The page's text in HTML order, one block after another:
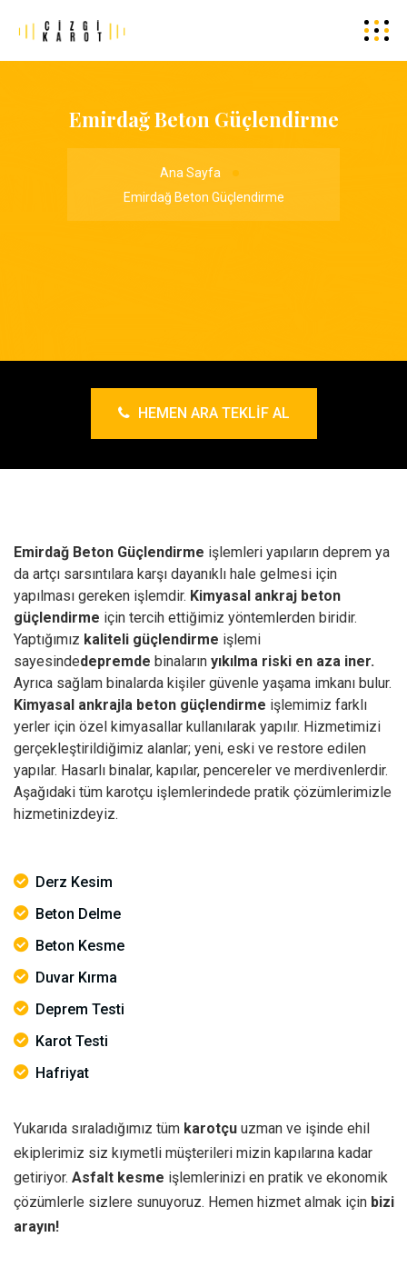
Emirdağ Beton Güçlendirme
Ana Sayfa
Emirdağ Beton Güçlendirme
HEMEN ARA TEKLIF AL
Emirdağ Beton Güçlendirme işlemleri yapıların deprem ya
da artçı sarsıntılara karşı dayanıklı hale gelmesi için
yapılması gereken işlemdir. Kimyasal ankraj beton
güçlendirme için tercih ettiğimiz yöntemlerden biridir.
Yaptığımız kaliteli güçlendirme işlemi
sayesindedepremde binaların yıkılma riski en aza iner.
Ayrıca sağlam binalarda kişiler güvenle yaşama imkanı bulur.
Kimyasal ankrajla beton güçlendirme işlemimiz farklı
yerler için özel kimyasallar kullanılarak yapılır. Hizmetimizi
gerçekleştirildiğimiz alanlar; yeni, eski ve restore edilen
yapılar. Hasarlı binalar, kapılar, pencereler ve merdivenlerdir.
Aşağıdaki tüm karotçu işlemlerindede pratik çözümlerimizle
hizmetinizdeyiz.
Derz Kesim
Beton Delme
Beton Kesme
Duvar Kırma
Deprem Testi
Karot Testi
Hafriyat
Yukarıda sıraladığımız tüm karotçu uzman ve işinde ehil
ekiplerimiz siz kıymetli müşterileri mizin kapılarına kadar
getiriyor. Asfalt kesme işlemlerinizi en pratik ve ekonomik
çözümlerle sizlere sunuyoruz. Hemen hizmet almak için bizi
arayın!